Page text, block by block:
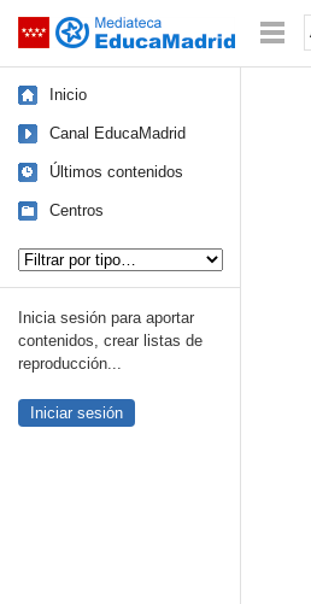
Saltar navegación
Inicio
Canal EducaMadrid
Últimos contenidos
Centros
Inicia sesión para aportar
contenidos, crear listas de
reproducción...
Iniciar sesión